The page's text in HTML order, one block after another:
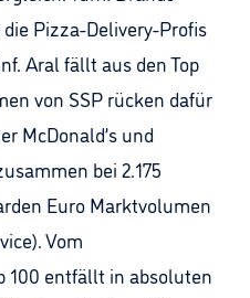
Pizza-Delivery-Profis
Aral fällt aus den Top
von SSP rücken dafür
McDonald’s und
bei 2.175
Euro Marktvolumen
Vom
100 entfällt in absoluten